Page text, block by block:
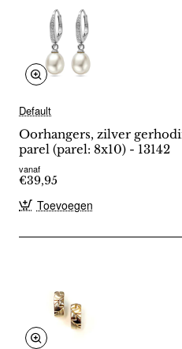
Default
Oorhangers, zilver
parel (parel: 8x10) - 13142
vanaf
€39,95
Toevoegen